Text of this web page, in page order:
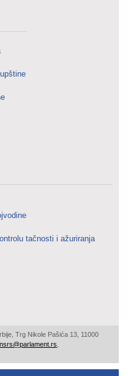
tačnosti i ažuriranja
Trg Nikole Pašića 13, 11000
nsrs@parlament.rs